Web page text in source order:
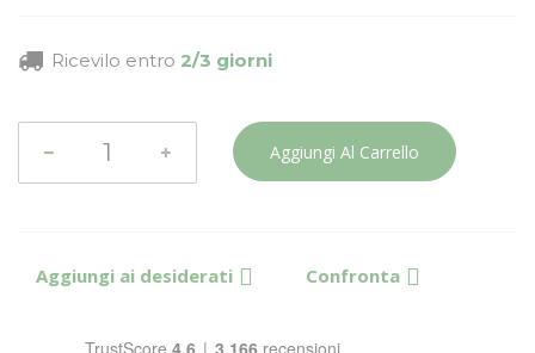
Ricevilo entro 2/3 giorni
Aggiungi Al Carrello
Aggiungi ai desiderati Confronta